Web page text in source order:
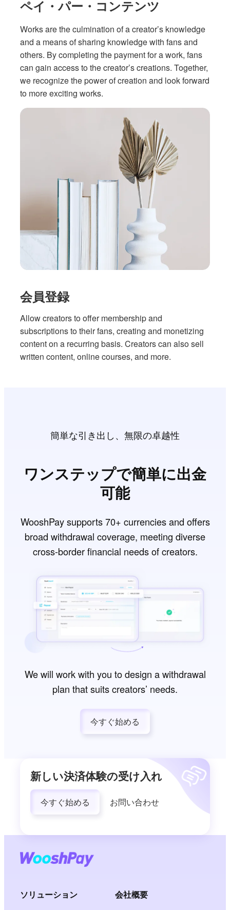
ペイ・パー・コンテンツ
Works are the culmination of a creator’s knowledge
and a means of sharing knowledge with fans and
others. By completing the payment for a work, fans
can gain access to the creator’s creations. Together,
we recognize the power of creation and look forward
to more exciting works.
会員登録
Allow creators to offer membership and
subscriptions to their fans, creating and monetizing
content on a recurring basis. Creators can also sell
written content, online courses, and more.
簡単な引き出し、無限の卓越性
ワンステップで簡単に出金
可能
WooshPay supports 70+ currencies and offers
broad withdrawal coverage, meeting diverse
cross-border financial needs of creators.
We will work with you to design a withdrawal
plan that suits creators’ needs.
今すぐ始める
新しい決済体験の受け入れ
今すぐ始める お問い合わせ
ソリューション 会社概要